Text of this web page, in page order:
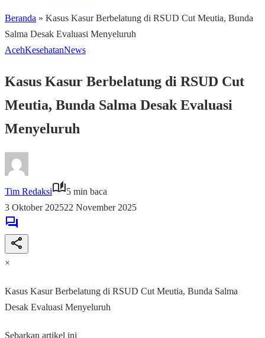
Beranda » Kasus Kasur Berbelatung di RSUD Cut Meutia, Bunda
Salma Desak Evaluasi Menyeluruh
AcehKesehatanNews
Kasus Kasur Berbelatung di RSUD Cut
Meutia, Bunda Salma Desak Evaluasi
Menyeluruh
Tim Redaksi
5 min baca
3 Oktober 202522 November 2025
×
Kasus Kasur Berbelatung di RSUD Cut Meutia, Bunda Salma
Desak Evaluasi Menyeluruh
Sebarkan artikel ini